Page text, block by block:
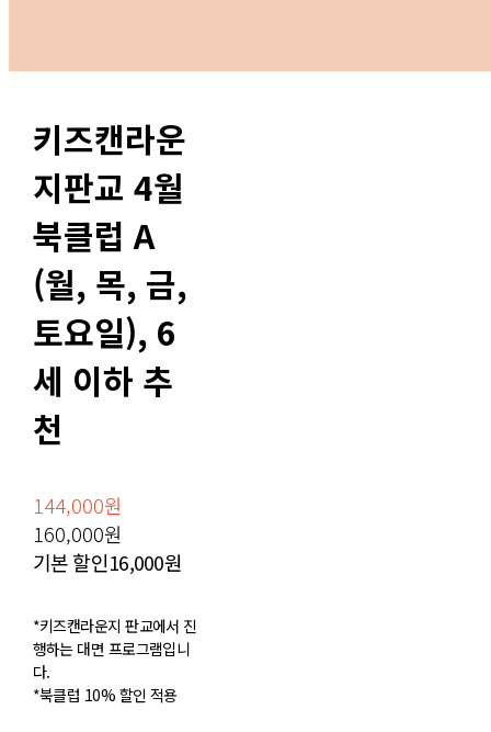
키즈캔라운
지판교 4월
북클럽 A
(월, 목, 금,
토요일), 6
세 이하 추
천
144,000원
160,000원
기본 할인16,000원
*키즈캔라운지 판교에서 진
행하는 대면 프로그램입니
다.
*북클럽 10% 할인 적용